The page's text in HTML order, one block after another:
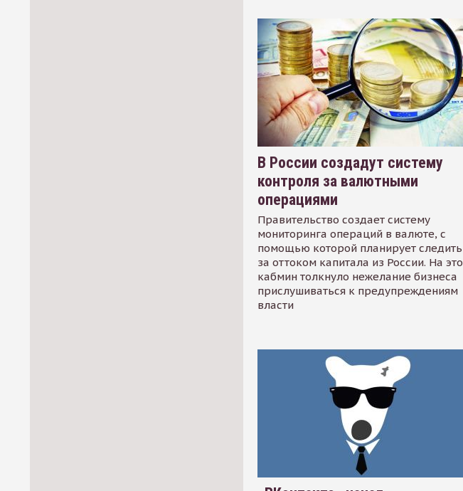
В России создадут систему
контроля за валютными
операциями
Правительство создает систему
мониторинга операций в валюте, с
помощью которой планирует следить
за оттоком капитала из России. На это
кабмин толкнуло нежелание бизнеса
прислушиваться к предупреждениям
власти